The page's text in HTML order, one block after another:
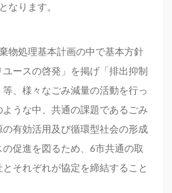
なります。
物処理基本計画の中で基本方針
ースの啓発」を掲げ「排出抑制
、様々なごみ減量の活動を行っ
うな中、共通の課題であるごみ
有効活用及び循環型社会の形成
促進を図るため、6市共通の取
それぞれが協定を締結すること